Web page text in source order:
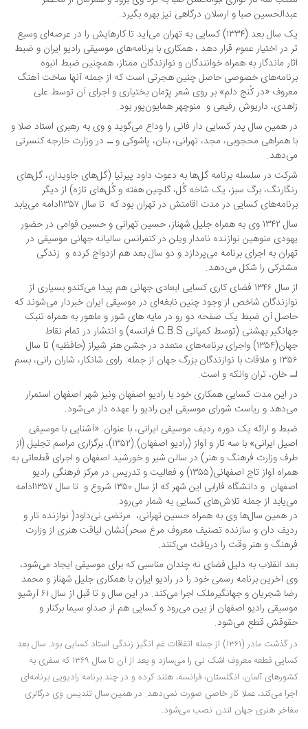
عبدالحسین صبا و ارسلان درگاهی نیز بهره بگیرد.
یک سال بعد (۱۳۳۴) کسایی به تهران می‌آید تا کارهایش را در عرصه‌ای وسیع
تر در اختیار عموم قرار دهد ، همکاری با برنامه‌های موسیقی رادیو ایران و ضبط
آثار ماندگار به همراه خوانندگان و نوازندگان ممتاز، همچنین ضبط انبوه
برنامه‌های خصوصی حاصل چنین هجرتی است که از جمله آنها ساخت آهنگ
معروف «در کُنج دلم» بر روی شعر پژمان بختیاری و اجرای آن توسط علی
زاهدی، داریوش رفیعی و منوچهر همایون‌پور بود.
در همین سال پدر کسایی دار فانی را وداع می‌گوید و وی به رهبری استاد صلا و
با همراهی محجوبی، مجد، تهرانی، بنان، پاشوکی و … در وزارت خارجه کنسرتی
می‌دهد.
شرکت در سلسله برنامه گل‌ها به دعوت داود پیرنیا (گل‌های جاویدان، گل‌های
رنگارنگ، برگ سبز، یک شاخه گُل، گلچین هفته و گُل‌های تازه) از دیگر
برنامه‌های کسایی در مدت اقامتش در تهران بود که تا سال ۱۳۵۷ادامه می‌یابد.
سال ۱۳۴۲ وی به همراه جلیل شهناز، حسین تهرانی و حسین قوامی در حضور
یهودی منوهین نوازنده نامدار ویلن در کنفرانس سالیانه جهانی موسیقی در
تهران به اجرای برنامه می‌پردازد و دو سال بعد هم ازدواج کرده و زندگی
مشترکی را شکل می‌دهد.
از سال ۱۳۴۶ فضای کاری کسایی ابعادی جهانی هم پیدا می‌کندو بسیاری از
نوازندگان شاخص از وجود چنین نابغه‌ای در موسیقی ایران خبردار می‌شوند که
حاصل آن ضبط یک صفحه دو رو در مایه های شور و ماهور به همراه تنبک
جهانگیر بهشتی (توسط کمپانی C.B.S فرانسه) و انتشار در تمام نقاط
جهان(۱۳۵۴) واجرای برنامه‌های متعدد در جشن هنر شیراز (حافظیه) تا سال
۱۳۵۶ و ملاقات با نوازندگان بزرگ جهان از جمله: راوی شانکار، شاران رانی، بسم
ا… خان، تران وانکه و است.
در این مدت کسایی همکاری خود با رادیو اصفهان ونیز شهر اصفهان استمرار‌
می‌دهد و ریاست شورای موسیقی این رادیو را عهده دار می‌شود.
ضبط و ارائه یک دوره ردیف موسیقی ایرانی، با عنوان: «آشنایی با موسیقی
اصیل ایرانی» با سه تار و آواز (رادیو اصفهان).(۱۳۵۲)، برگزاری مراسم تجلیل (از
طرف وزارت فرهنگ و هنر) در سالن شیر و خورشید اصفهان و اجرای قطعاتی به
همراه آواز تاج اصفهانی(۱۳۵۵) و فعالیت و تدریس در مرکز فرهنگی رادیو
اصفهان و دانشگاه فارابی این شهر که از سال ۱۳۵۰ شروع و تا سال ۱۳۵۷ادامه
می‌یابد از جمله تلاش‌های کسایی به شمار می‌‌رود.
در همین سال‌ها وی به همراه حسین تهرانی، مرتضی نی‌داود( نوازنده تار و
ردیف دان و سازنده تصنیف معروف مرغ سحر)نشان لیاقت هنری از وزارت
فرهنگ و هنر وقت را دریافت می‌کنند.
بعد انقلاب به دلیل فضای نه چندان مناسبی که برای موسیقی ایجاد می‌شود،
وی آخرین برنامه رسمی خود را در رادیو ایران با همکاری جلیل شهناز و محمد
رضا شجریان و جهانگیرملک اجرا می‌کند. در این سال و تا قبل از سال ۶۱ آرشیو
موسیقی رادیو اصفهان از بین می‌رود و کسایی هم از صداو سیما برکنار و
حقوقش قطع می‌شود.
در گذشت مادر (۱۳۶۱) از جمله اتقاقات غم انگیز زندگی استاد کسایی بود. سال بعد
کسایی قطعه معروف اشک نی را می‌سازد و بعد از آن تا سال ۱۳۶۹ که سفری به
کشورهای آلمان، انگلستان، فرانسه، هلند کرده و در چند برنامه رادیویی برنامه‌ای
اجرا می‌کند، عملا کار خاصی صورت نمی‌دهد. در همین سال تندیس وی درگالری
مفاخر هنری جهان لندن نصب می‌شود.